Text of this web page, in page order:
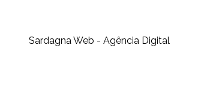
Sardagna Web - Agência Digital